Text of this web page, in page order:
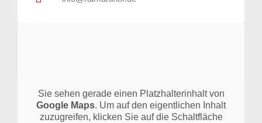
Sie sehen gerade einen Platzhalterinhalt von
Google Maps. Um auf den eigentlichen Inhalt
zuzugreifen, klicken Sie auf die Schaltfläche